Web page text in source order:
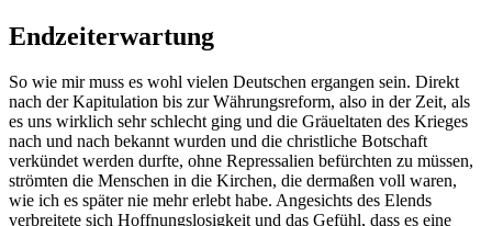
Endzeiterwartung
So wie mir muss es wohl vielen Deutschen ergangen sein. Direkt
nach der Kapitulation bis zur Währungsreform, also in der Zeit, als
es uns wirklich sehr schlecht ging und die Gräueltaten des Krieges
nach und nach bekannt wurden und die christliche Botschaft
verkündet werden durfte, ohne Repressalien befürchten zu müssen,
strömten die Menschen in die Kirchen, die dermaßen voll waren,
wie ich es später nie mehr erlebt habe. Angesichts des Elends
verbreitete sich Hoffnungslosigkeit und das Gefühl, dass es eine